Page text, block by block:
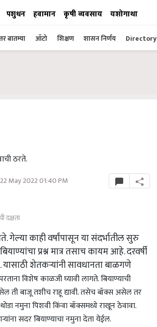
पशुधन हवामान कृषी व्यवसाय यशोगाथा
बातम्या ऑटो शिक्षण शासन निर्णय Directory
ठरते.
May 2022 01:40 PM
दक्षता
गेल्या काही वर्षांपासून या संदर्भातील सुरु
प्रश्न मात्र तसाच कायम आहे. दरवर्षी
यासाठी शेतकऱ्यांनी सावधानता बाळगणे
विशेष काळजी घ्यावी लागते. बियाण्याची
ती बाजू तशीच राहू द्यावी. तसेच बॉक्स असेल तर
थोडा नमुना पिशवी किंवा बॉक्समध्ये राखून ठेवावा.
सदर बियाण्याचा नमुना देता येईल.